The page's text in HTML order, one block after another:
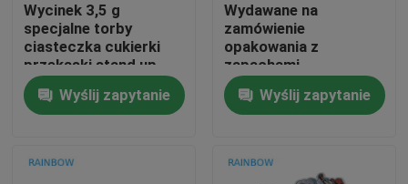
Nowości
Sprawy
Wycinek 3,5 g
specjalne torby
ciasteczka cukierki
przekąski stand up
Zipper torba
Wyślij zapytanie
Wydawane na
zamówienie
opakowania z
zapachami
organicznymi do
wysyłki do Shenzhen /
Hongkong
Wyślij zapytanie